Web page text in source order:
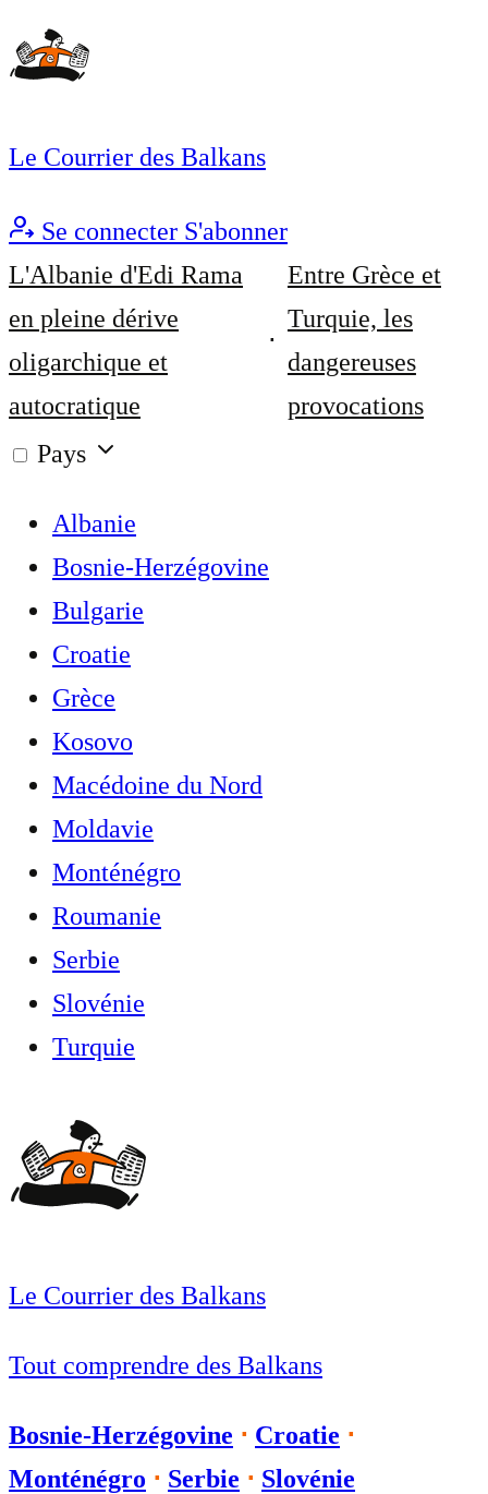
Le Courrier des Balkans
Se connecter S'abonner
L'Albanie d'Edi Rama
en pleine dérive
oligarchique et
autocratique
Entre Grèce et
Turquie, les
dangereuses
provocations
Pays
Albanie
Bosnie-Herzégovine
Bulgarie
Croatie
Grèce
Kosovo
Macédoine du Nord
Moldavie
Monténégro
Roumanie
Serbie
Slovénie
Turquie
Le Courrier des Balkans
Tout comprendre des Balkans
Bosnie-Herzégovine ⋅ Croatie ⋅
Monténégro ⋅ Serbie ⋅ Slovénie